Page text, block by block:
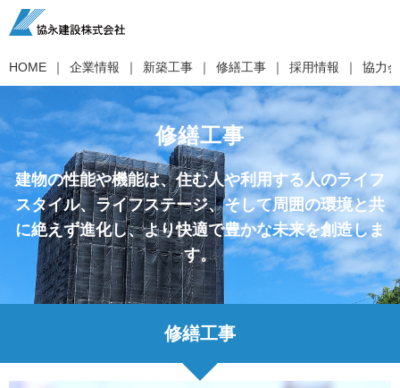
HOME 企業情報 新築工事 修繕工事 採用情報 協力
修繕工事
建物の性能や機能は、住む人や利用する人のライフ
スタイル、ライフステージ、そして周囲の環境と共
に絶えず進化し、より快適で豊かな未来を創造しま
す。
修繕工事